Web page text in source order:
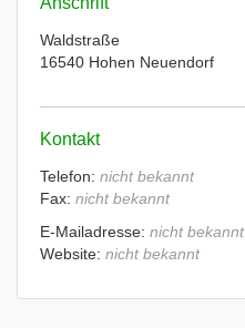
Waldstraße
16540 Hohen Neuendorf
Kontakt
Telefon: nicht bekannt
Fax: nicht bekannt
E-Mailadresse: nicht bekannt
Website: nicht bekannt